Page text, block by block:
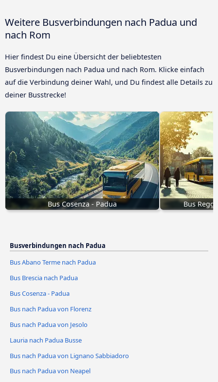
Weitere Busverbindungen nach Padua und
nach Rom
Hier findest Du eine Übersicht der beliebtesten
Busverbindungen nach Padua und nach Rom. Klicke einfach
auf die Verbindung deiner Wahl, und Du findest alle Details zu
deiner Busstrecke!
Bus Cosenza - Padua Bus
Busverbindungen nach Padua
Bus Abano Terme nach Padua
Bus Brescia nach Padua
Bus Cosenza - Padua
Bus nach Padua von Florenz
Bus nach Padua von Jesolo
Lauria nach Padua Busse
Bus nach Padua von Lignano Sabbiadoro
Bus nach Padua von Neapel